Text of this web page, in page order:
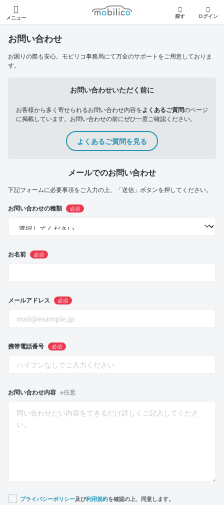
メニュー
モビリコ
探す ログイン
お問い合わせ
お困りの際も安心。モビリコ事務局にて万全のサポートをご用意しておりま
す。
お問い合わせいただく前に
お客様から多く寄せられるお問い合わせ内容をよくあるご質問のページ
に掲載しています。お問い合わせの前にぜひ一度ご確認ください。
よくあるご質問を見る
メールでのお問い合わせ
下記フォームに必要事項をご入力の上、「送信」ボタンを押してください。
お問い合わせの種類 必須
お名前 必須
メールアドレス 必須
携帯電話番号 必須
お問い合わせ内容 ※任意
プライバシーポリシー及び利用規約を確認の上、同意します。